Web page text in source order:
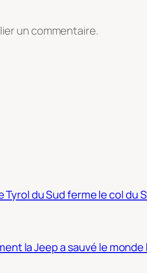
un commentaire.
Tyrol du Sud ferme le col
la Jeep a sauvé le